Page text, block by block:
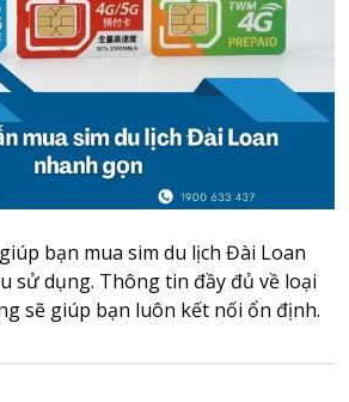
bạn mua sim du lịch Đài Loan
sử dụng. Thông tin đầy đủ về loại
sẽ giúp bạn luôn kết nối ổn định.